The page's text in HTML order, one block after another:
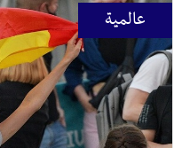
عالمية